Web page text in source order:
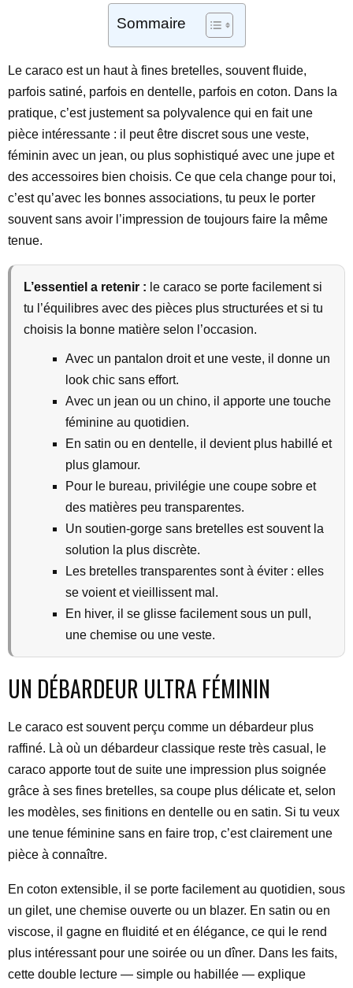
Sommaire
Le caraco est un haut à fines bretelles, souvent fluide,
parfois satiné, parfois en dentelle, parfois en coton. Dans la
pratique, c’est justement sa polyvalence qui en fait une
pièce intéressante : il peut être discret sous une veste,
féminin avec un jean, ou plus sophistiqué avec une jupe et
des accessoires bien choisis. Ce que cela change pour toi,
c’est qu’avec les bonnes associations, tu peux le porter
souvent sans avoir l’impression de toujours faire la même
tenue.
L’essentiel a retenir : le caraco se porte facilement si
tu l’équilibres avec des pièces plus structurées et si tu
choisis la bonne matière selon l’occasion.
Avec un pantalon droit et une veste, il donne un
look chic sans effort.
Avec un jean ou un chino, il apporte une touche
féminine au quotidien.
En satin ou en dentelle, il devient plus habillé et
plus glamour.
Pour le bureau, privilégie une coupe sobre et
des matières peu transparentes.
Un soutien-gorge sans bretelles est souvent la
solution la plus discrète.
Les bretelles transparentes sont à éviter : elles
se voient et vieillissent mal.
En hiver, il se glisse facilement sous un pull,
une chemise ou une veste.
UN DÉBARDEUR ULTRA FÉMININ
Le caraco est souvent perçu comme un débardeur plus
raffiné. Là où un débardeur classique reste très casual, le
caraco apporte tout de suite une impression plus soignée
grâce à ses fines bretelles, sa coupe plus délicate et, selon
les modèles, ses finitions en dentelle ou en satin. Si tu veux
une tenue féminine sans en faire trop, c’est clairement une
pièce à connaître.
En coton extensible, il se porte facilement au quotidien, sous
un gilet, une chemise ouverte ou un blazer. En satin ou en
viscose, il gagne en fluidité et en élégance, ce qui le rend
plus intéressant pour une soirée ou un dîner. Dans les faits,
cette double lecture — simple ou habillée — explique